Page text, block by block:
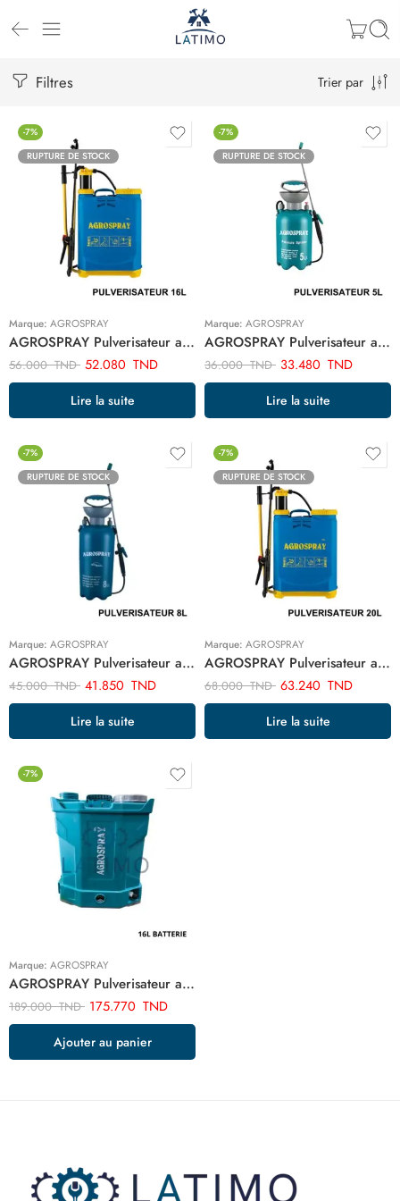
Filtres Trier par
-7%
RUPTURE DE STOCK
Marque: AGROSPRAY
AGROSPRAY Pulverisateur a dos 16L CFAB-16C
56.000TND 52.080 TND
Lire la suite
-7%
RUPTURE DE STOCK
Marque: AGROSPRAY
AGROSPRAY Pulverisateur a dos 5L CFGA-5CN
36.000TND 33.480 TND
Lire la suite
-7%
RUPTURE DE STOCK
Marque: AGROSPRAY
AGROSPRAY Pulverisateur a dos 8L CFGA-8CN
45.000TND 41.850 TND
Lire la suite
-7%
RUPTURE DE STOCK
Marque: AGROSPRAY
AGROSPRAY Pulverisateur a dos 20L CFAB-20C
68.000TND 63.240 TND
Lire la suite
-7%
Marque: AGROSPRAY
AGROSPRAY Pulverisateur a dos 16L a batterie ART02989
189.000TND 175.770 TND
Ajouter au panier